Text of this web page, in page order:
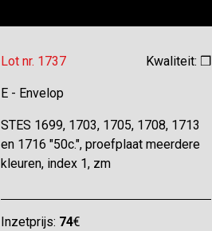
Lot nr. 1737 Kwaliteit: ❒
E - Envelop
STES 1699, 1703, 1705, 1708, 1713
en 1716 "50c.", proefplaat meerdere
kleuren, index 1, zm
Inzetprijs: 74€